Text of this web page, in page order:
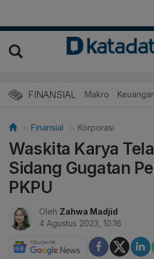
FINANSIAL Makro
Finansial Korporasi
Waskita Karya
Sidang Gugatan
PKPU
Oleh Zahwa Madjid
4 Agustus 2023, 10:16